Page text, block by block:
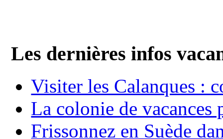
Les dernières infos
Visiter les Calanques :
La colonie de vacances
Frissonnez en Suède